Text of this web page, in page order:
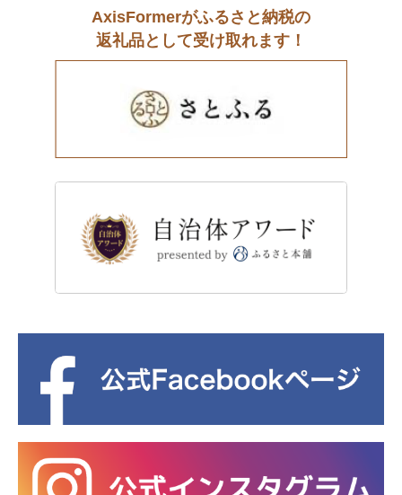
AxisFormerがふるさと納税の
返礼品として受け取れます！